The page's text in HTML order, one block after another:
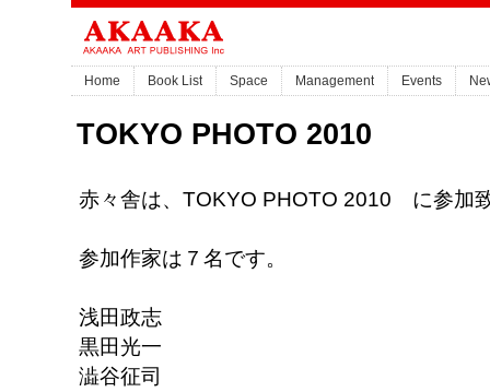
Home Book List Space Management Events
TOKYO PHOTO 2010
赤々舎は、TOKYO PHOTO 2010 に参加
参加作家は７名です。
浅田政志
黒田光一
澁谷征司